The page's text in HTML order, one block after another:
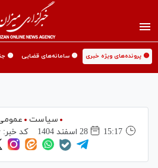
🟡 پرونده‌های ویژه خبری 🟡 سامانه‌های قضایی 🟡
سیاست
15:17
28 اسفند 1404 کد خبر: